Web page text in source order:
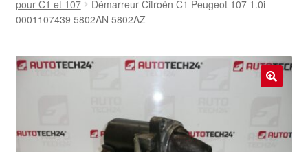
Contact
pour C1 et 107
Démarreur Citroën C1 Peugeot 107 1.0i
0001107439 5802AN 5802AZ